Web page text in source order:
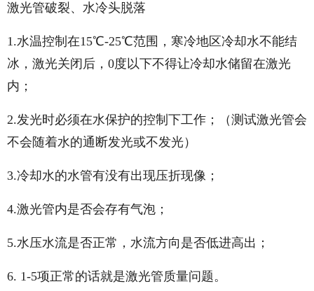
激光管破裂、水冷头脱落
1.水温控制在15℃-25℃范围，寒冷地区冷却水不能结
冰，激光关闭后，0度以下不得让冷却水储留在激光
内；
2.发光时必须在水保护的控制下工作；（测试激光管会
不会随着水的通断发光或不发光）
3.冷却水的水管有没有出现压折现像；
4.激光管内是否会存有气泡；
5.水压水流是否正常，水流方向是否低进高出；
6. 1-5项正常的话就是激光管质量问题。